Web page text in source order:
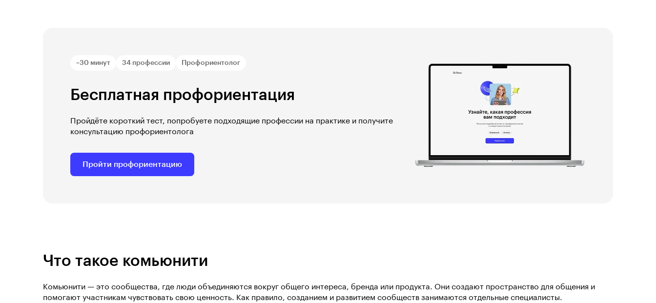
~30 минут 34 профессии Профориентолог
Бесплатная профориентация
Пройдёте короткий тест, попробуете подходящие профессии на практике и получите
консультацию профориентолога
Пройти профориентацию
Что такое комьюнити
Комьюнити — это сообщества, где люди объединяются вокруг общего интереса, бренда или продукта. Они создают пространство для общения и
помогают участникам чувствовать свою ценность. Как правило, созданием и развитием сообществ занимаются отдельные специалисты.